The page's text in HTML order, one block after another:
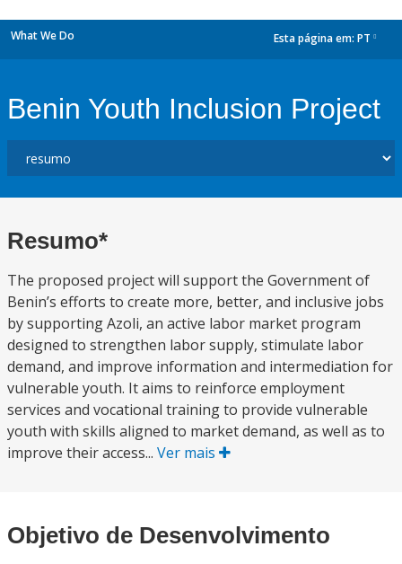
What We Do Esta página em: PT
Benin Youth Inclusion Project
Resumo*
The proposed project will support the Government of
Benin’s efforts to create more, better, and inclusive jobs
by supporting Azoli, an active labor market program
designed to strengthen labor supply, stimulate labor
demand, and improve information and intermediation for
vulnerable youth. It aims to reinforce employment
services and vocational training to provide vulnerable
youth with skills aligned to market demand, as well as to
improve their access... Ver mais
Objetivo de Desenvolvimento